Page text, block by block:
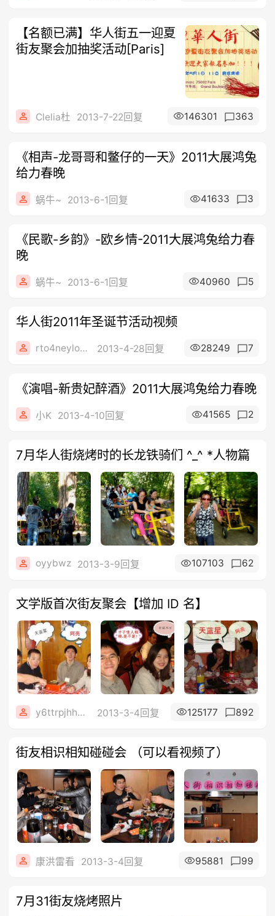
【名额已满】华人街五一迎夏
街友聚会加抽奖活动[Paris]
Clelia杜 2013-7-22回复 146301 363
《相声-龙哥哥和鳖仔的一天》2011大展鸿兔
给力春晚
蜗牛~ 2013-6-1回复 41633 3
《民歌-乡韵》-欧乡情-2011大展鸿兔给力春
晚
蜗牛~ 2013-6-1回复 40960 5
华人街2011年圣诞节活动视频
rto4neylo0ve 2013-4-28回复 28249 7
《演唱-新贵妃醉酒》2011大展鸿兔给力春晚
小K 2013-4-10回复 41565 2
7月华人街烧烤时的长龙铁骑们 ^_^ *人物篇
oyybwz 2013-3-9回复 107103 62
文学版首次街友聚会【增加 ID 名】
y6ttrpjhh5ljh 2013-3-4回复 125177 892
街友相识相知碰碰会 （可以看视频了）
康洪雷看 2013-3-4回复 95881 99
7月31街友烧烤照片